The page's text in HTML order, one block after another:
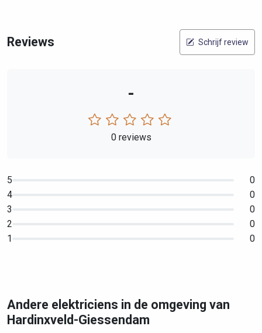
Reviews Schrijf review
-
0 reviews
5
0
4
0
3
0
2
0
1
0
Andere elektriciens in de omgeving van
Hardinxveld-Giessendam